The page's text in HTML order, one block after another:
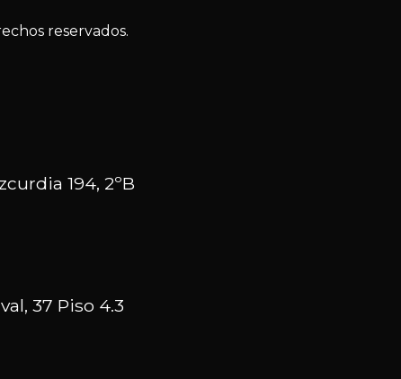
reservados.
194, 2ºB
37 Piso 4.3